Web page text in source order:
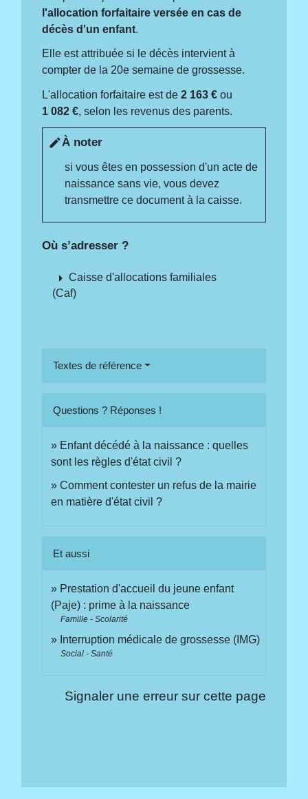
l'allocation forfaitaire versée en cas de
décès d'un enfant.
Elle est attribuée si le décès intervient à
compter de la 20e semaine de grossesse.
L'allocation forfaitaire est de2 163 € ou
1 082 €, selon les revenus des parents.
editÀ noter
si vous êtes en possession d'un acte de
naissance sans vie, vous devez
transmettre ce document à la caisse.
Où s’adresser ?
arrow_rightCaisse d'allocations familiales
(Caf)
Textes de référence
Questions ? Réponses !
Enfant décédé à la naissance : quelles
sont les règles d'état civil ?
Comment contester un refus de la mairie
en matière d'état civil ?
Et aussi
Prestation d'accueil du jeune enfant
(Paje) : prime à la naissance
Famille - Scolarité
Interruption médicale de grossesse (IMG)
Social - Santé
Signaler une erreur sur cette page